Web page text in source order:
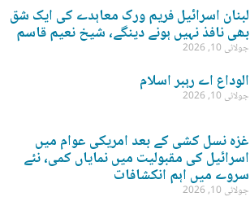
لبنان اسرائیل فریم ورک معاہدے کی ایک شق
بھی نافذ نہیں ہونے دینگے، شیخ نعیم قاسم
جولائی 10, 2026
الوداع اے رہبر اسلام
جولائی 10, 2026
غزہ نسل کشی کے بعد امریکی عوام میں
اسرائیل کی مقبولیت میں نمایاں کمی، نئے
سروے میں اہم انکشافات
جولائی 10, 2026